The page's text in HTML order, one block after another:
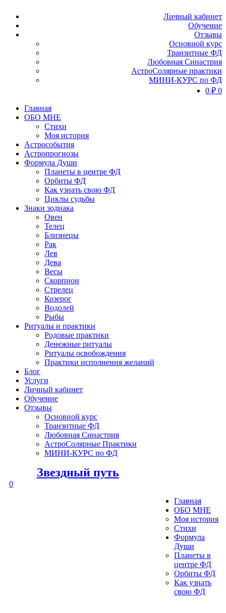
Личный кабинет
Обучение
Отзывы
Основной курс
Транзитные ФД
Любовная Синастрия
АстроСолярные практики
МИНИ-КУРС по ФД
0 ₽ 0
Главная
ОБО МНЕ
Стихи
Моя история
Астрособытия
Астропрогнозы
Формула Души
Планеты в центре ФД
Орбиты ФД
Как узнать свою ФД
Циклы судьбы
Знаки зодиака
Овен
Телец
Близнецы
Рак
Лев
Дева
Весы
Скорпион
Стрелец
Козерог
Водолей
Рыбы
Ритуалы и практики
Родовые практики
Денежные ритуалы
Ритуалы освобождения
Практики исполнения желаний
Блог
Услуги
Личный кабинет
Обучение
Отзывы
Основной курс
Транзитные ФД
Любовная Синастрия
АстроСолярные Практики
МИНИ-КУРС по ФД
Звездный путь
0
Главная
ОБО МНЕ
Моя история
Стихи
Формула
Души
Планеты в
центре ФД
Орбиты ФД
Как узнать
свою ФД